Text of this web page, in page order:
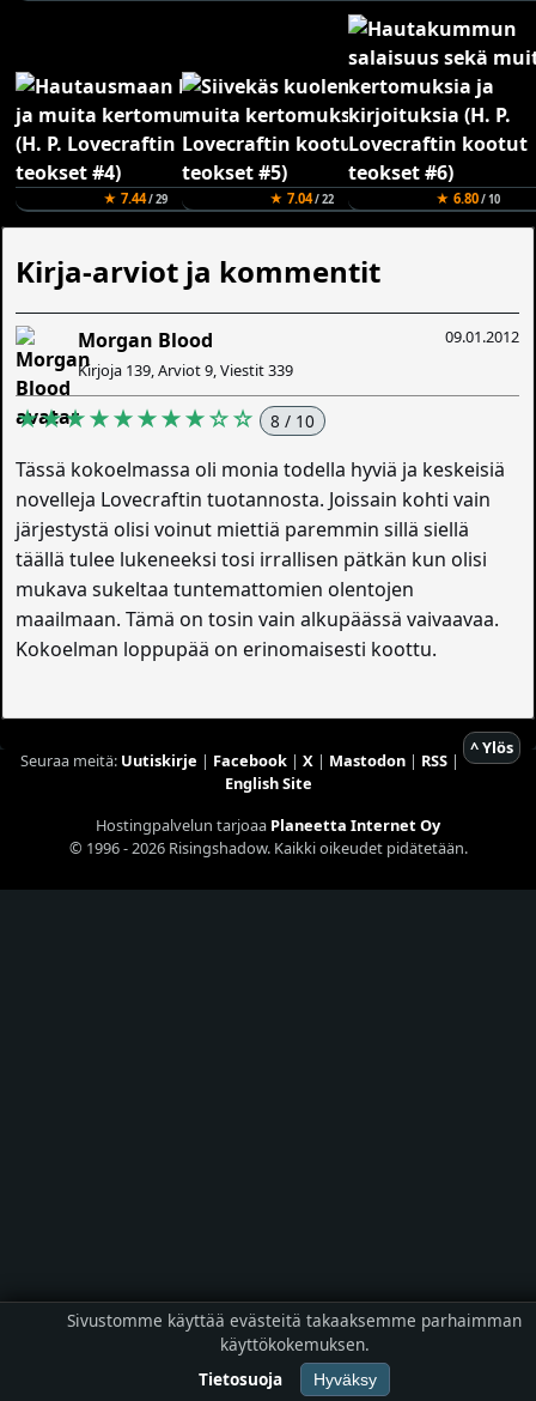
★ 7.44/ 29 ★ 7.04/ 22 ★ 6.80/ 10
Kirja-arviot ja kommentit
09.01.2012
Morgan Blood
Kirjoja 139, Arviot 9, Viestit 339
★★★★★★★★☆☆ 8 / 10
Tässä kokoelmassa oli monia todella hyviä ja keskeisiä
novelleja Lovecraftin tuotannosta. Joissain kohti vain
järjestystä olisi voinut miettiä paremmin sillä siellä
täällä tulee lukeneeksi tosi irrallisen pätkän kun olisi
mukava sukeltaa tuntemattomien olentojen
maailmaan. Tämä on tosin vain alkupäässä vaivaavaa.
Kokoelman loppupää on erinomaisesti koottu.
^ Ylös
Seuraa meitä: Uutiskirje | Facebook| X| Mastodon| RSS|
English Site
Hostingpalvelun tarjoaa Planeetta Internet Oy
© 1996 - 2026 Risingshadow. Kaikki oikeudet pidätetään.
Sivustomme käyttää evästeitä takaaksemme parhaimman
käyttökokemuksen.
Tietosuoja
Hyväksy